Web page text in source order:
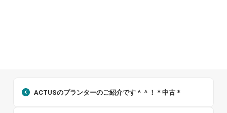
ACTUSのプランターのご紹介です＾＾！＊中古＊